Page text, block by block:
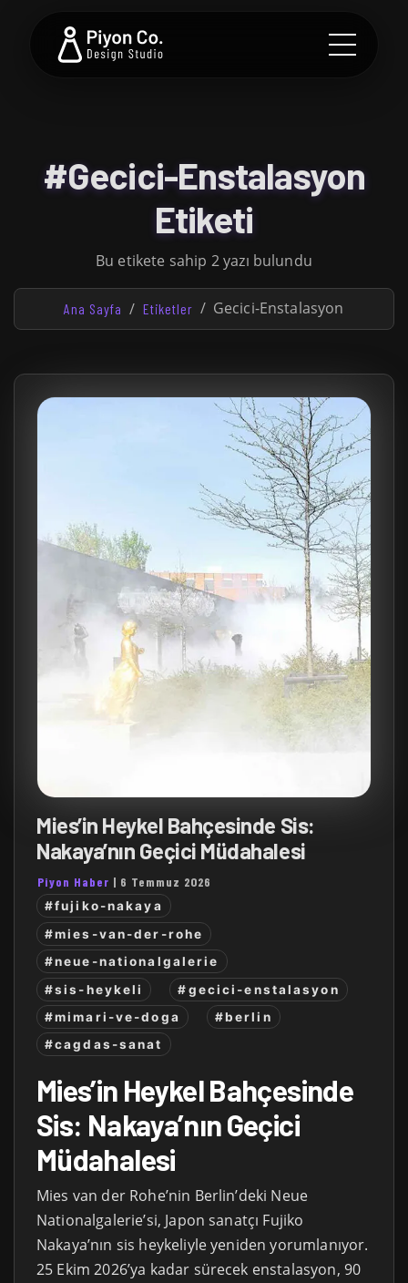
#Gecici-Enstalasyon
Etiketi
Bu etikete sahip 2 yazı bulundu
Ana Sayfa Etiketler Gecici-Enstalasyon
Mies’in Heykel Bahçesinde Sis:
Nakaya’nın Geçici Müdahalesi
Piyon Haber | 6 Temmuz 2026
#fujiko-nakaya
#mies-van-der-rohe
#neue-nationalgalerie
#sis-heykeli
#gecici-enstalasyon
#mimari-ve-doga
#berlin
#cagdas-sanat
Mies’in Heykel Bahçesinde
Sis: Nakaya’nın Geçici
Müdahalesi
Mies van der Rohe’nin Berlin’deki Neue
Nationalgalerie’si, Japon sanatçı Fujiko
Nakaya’nın sis heykeliyle yeniden yorumlanıyor.
25 Ekim 2026’ya kadar sürecek enstalasyon, 90